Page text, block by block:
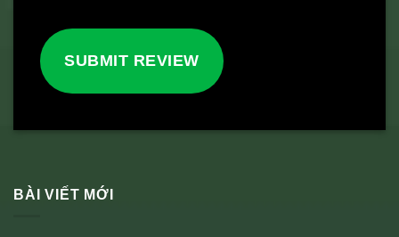
SUBMIT REVIEW
BÀI VIẾT MỚI